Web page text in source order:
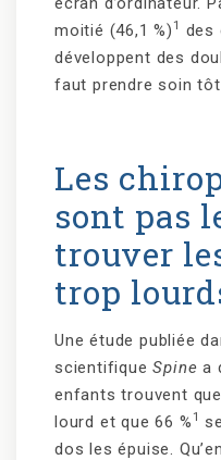
moitié (46,1 %) 1
des
développent des
faut prendre soin
Les
sont pas
trouver
trop
Une étude publiée
scientifiqueSpine a
enfants trouvent
lourd et que 66 % 1
dos les épuise.